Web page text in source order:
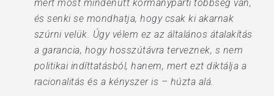
mert most mindenütt kormánypárti többség van,
és senki se mondhatja, hogy csak ki akarnak
szúrni velük. Úgy vélem ez az általános átalakítás
a garancia, hogy hosszútávra terveznek, s nem
politikai indíttatásból, hanem, mert ezt diktálja a
racionalitás és a kényszer is – húzta alá.